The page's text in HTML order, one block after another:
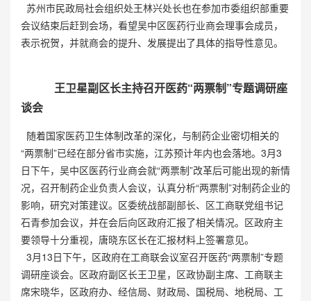
苏州市民政局社会组织处王林兴处长也在参加市委组织部重要
会议结束后赶到会场，看望吴中区医药行业商会理事会成员，
表示祝贺，并就商会的提升、发展提出了具体的指导性意见。
王卫星副区长主持召开医药“两票制”专题调研座
谈会
随着国家医药卫生体制改革的深化，与制药企业密切相关的
“两票制”已经在部分省市实施，江苏预计年内也会落地。3月3
日下午，吴中区医药行业商会就“两票制”改革后可能出现的新情
况，召开制药企业负责人会议，认真分析“两票制”对制药企业的
影响，研究对策建议。区委统战部副部长、区工商联党组书记
石青参加会议，并在会后向区政府汇报了相关情况。区政府主
要领导十分重视，唐晓东区长在汇报材料上签署意见。
3月13日下午，区政府在工商联会议室召开医药“两票制”专题
调研座谈会。区政府副区长王卫星，区政协副主席、工商联主
席宋晓华，区政府办、经信局、财政局、国税局、地税局、工